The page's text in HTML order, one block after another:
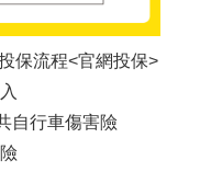
保流程<官網投保>
自行車傷害險